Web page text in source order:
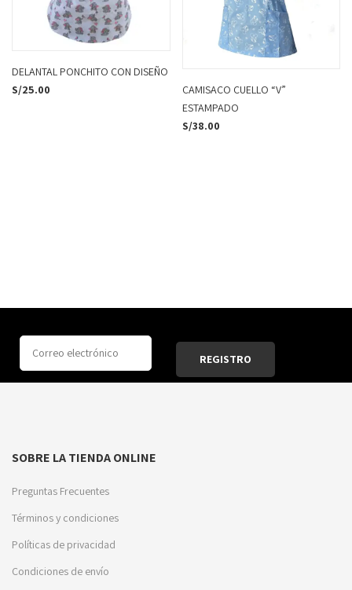
DELANTAL PONCHITO CON DISEÑO
S/25.00
CAMISACO CUELLO “V”
ESTAMPADO
S/38.00
SOBRE LA TIENDA ONLINE
Preguntas Frecuentes
Términos y condiciones
Políticas de privacidad
Condiciones de envío